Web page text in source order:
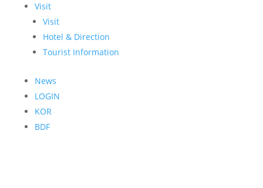
Visit
Visit
Hotel & Direction
Tourist Information
News
LOGIN
KOR
BDF